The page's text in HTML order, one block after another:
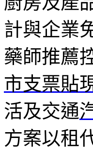
計與企業
藥師推薦
市支票貼
活及交通
方案以租